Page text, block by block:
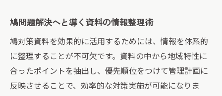
鳩問題解決へと導く資料の情報整理術
鳩対策資料を効果的に活用するためには、情報を体系的
に整理することが不可欠です。資料の中から地域特性に
合ったポイントを抽出し、優先順位をつけて管理計画に
反映させることで、効率的な対策実施が可能になりま